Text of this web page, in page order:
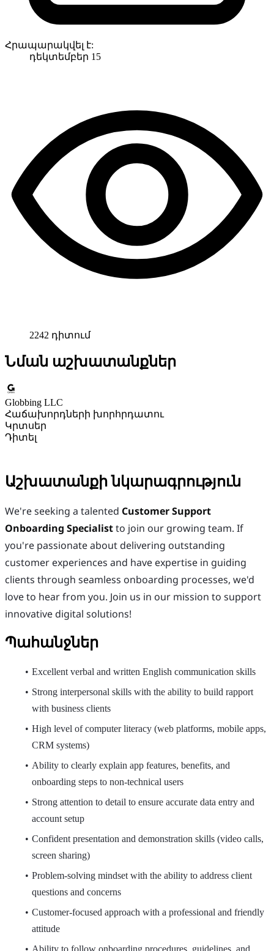
Հրապարակվել է:
դեկտեմբեր 15
2242 դիտում
Նման աշխատանքներ
Globbing LLC
Հաճախորդների խորհրդատու
Կրտսեր
Դիտել
Աշխատանքի նկարագրություն
We're seeking a talented Customer Support
Onboarding Specialistto join our growing team. If
you're passionate about delivering outstanding
customer experiences and have expertise in guiding
clients through seamless onboarding processes, we'd
love to hear from you. Join us in our mission to support
innovative digital solutions!
Պահանջներ
Excellent verbal and written English communication skills
Strong interpersonal skills with the ability to build rapport
with business clients
High level of computer literacy (web platforms, mobile apps,
CRM systems)
Ability to clearly explain app features, benefits, and
onboarding steps to non-technical users
Strong attention to detail to ensure accurate data entry and
account setup
Confident presentation and demonstration skills (video calls,
screen sharing)
Problem-solving mindset with the ability to address client
questions and concerns
Customer-focused approach with a professional and friendly
attitude